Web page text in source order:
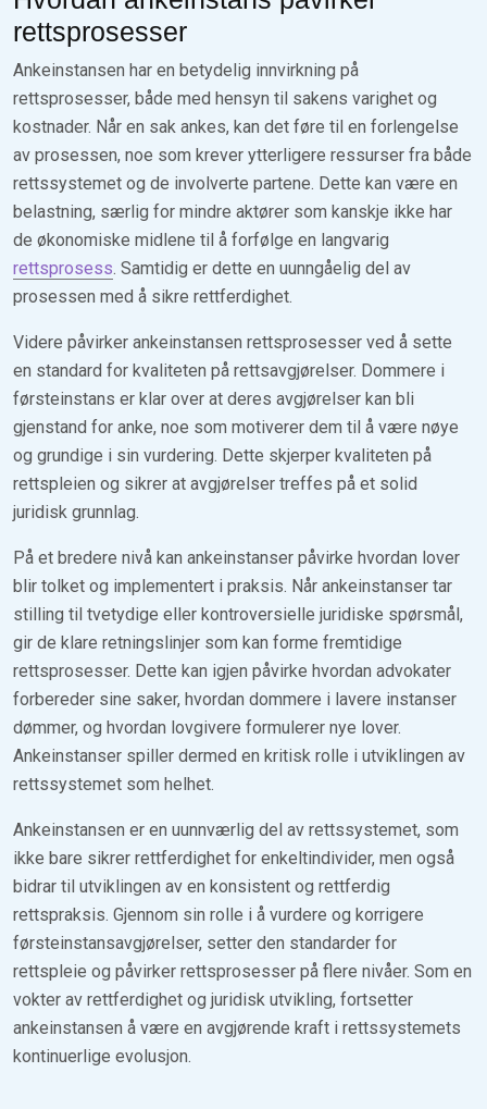
rettsprosesser
Ankeinstansen har en betydelig innvirkning på
rettsprosesser, både med hensyn til sakens varighet og
kostnader. Når en sak ankes, kan det føre til en forlengelse
av prosessen, noe som krever ytterligere ressurser fra både
rettssystemet og de involverte partene. Dette kan være en
belastning, særlig for mindre aktører som kanskje ikke har
de økonomiske midlene til å forfølge en langvarig
rettsprosess. Samtidig er dette en uunngåelig del av
prosessen med å sikre rettferdighet.
Videre påvirker ankeinstansen rettsprosesser ved å sette
en standard for kvaliteten på rettsavgjørelser. Dommere i
førsteinstans er klar over at deres avgjørelser kan bli
gjenstand for anke, noe som motiverer dem til å være nøye
og grundige i sin vurdering. Dette skjerper kvaliteten på
rettspleien og sikrer at avgjørelser treffes på et solid
juridisk grunnlag.
På et bredere nivå kan ankeinstanser påvirke hvordan lover
blir tolket og implementert i praksis. Når ankeinstanser tar
stilling til tvetydige eller kontroversielle juridiske spørsmål,
gir de klare retningslinjer som kan forme fremtidige
rettsprosesser. Dette kan igjen påvirke hvordan advokater
forbereder sine saker, hvordan dommere i lavere instanser
dømmer, og hvordan lovgivere formulerer nye lover.
Ankeinstanser spiller dermed en kritisk rolle i utviklingen av
rettssystemet som helhet.
Ankeinstansen er en uunnværlig del av rettssystemet, som
ikke bare sikrer rettferdighet for enkeltindivider, men også
bidrar til utviklingen av en konsistent og rettferdig
rettspraksis. Gjennom sin rolle i å vurdere og korrigere
førsteinstansavgjørelser, setter den standarder for
rettspleie og påvirker rettsprosesser på flere nivåer. Som en
vokter av rettferdighet og juridisk utvikling, fortsetter
ankeinstansen å være en avgjørende kraft i rettssystemets
kontinuerlige evolusjon.